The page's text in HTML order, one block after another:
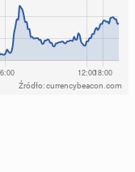
Źródło: currencybeacon.com